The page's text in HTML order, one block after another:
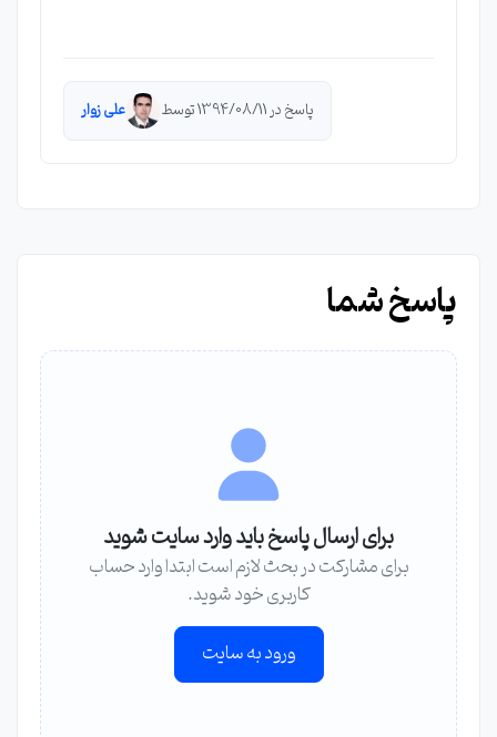
پاسخ در 1394/08/11 توسط علی زوار
پاسخ شما
برای ارسال پاسخ باید وارد سایت شوید
برای مشارکت در بحث لازم است ابتدا وارد حساب
کاربری خود شوید.
ورود به سایت